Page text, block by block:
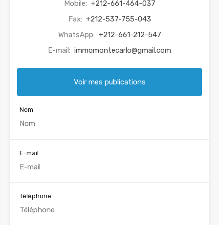
Mobile: +212-661-464-037
Fax: +212-537-755-043
WhatsApp: +212-661-212-547
E-mail: immomontecarlo@gmail.com
Voir mes publications
Nom
E-mail
Téléphone